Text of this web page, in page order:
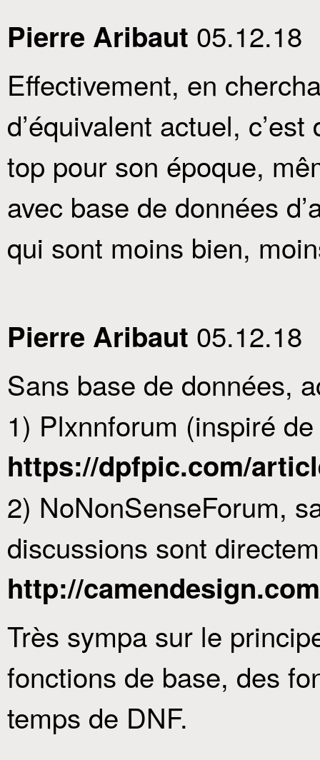
Pierre Aribaut 05.12.18
Effectivement, en
d’équivalent actuel,
top pour son époque,
avec base de données
qui sont moins bien,
Pierre Aribaut 05.12.18
Sans base de données,
1) Plxnnforum (inspiré
https://dpfpic.com/
2) NoNonSenseForum,
discussions sont
http://
Très sympa sur le
fonctions de base, des
temps de DNF.